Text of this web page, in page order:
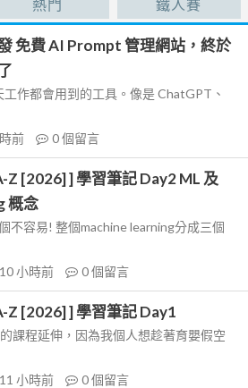
熱門 鐵人賽
免費 AI Prompt 管理網站，終於
作都會用到的工具。像是 ChatGPT、
前 0個留言
[2026] ] 學習筆記 Day2 ML 及
概念
不容易! 整個machine learning分成三個
10 小時前 0個留言
[2026] ] 學習筆記 Day1
課程延伸，因為我個人想趁著育嬰假空
11 小時前 0個留言